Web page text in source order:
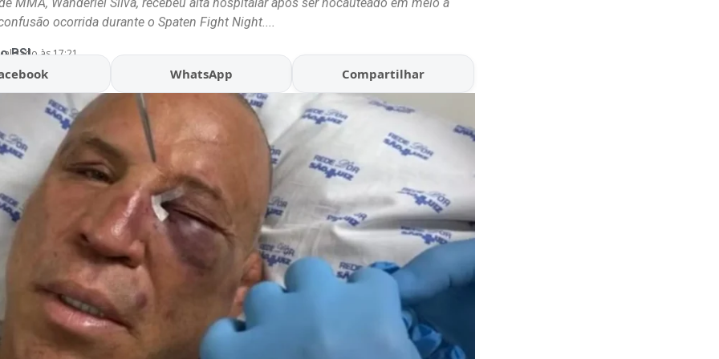
ocorrida durante o Spaten Fight Night....
BSL às 17:21
WhatsApp Compartilhar